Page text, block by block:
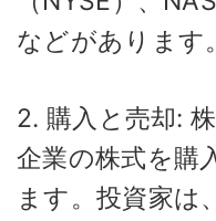
などがあります。
2. 購入と売却:
企業の株式を購
ます。投資家は